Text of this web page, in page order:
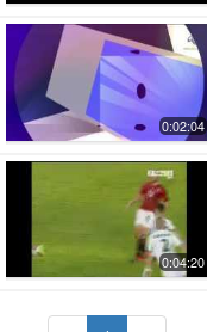
0:02:04
0:04:20